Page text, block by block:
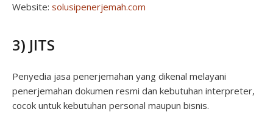
Website: solusipenerjemah.com
3) JITS
Penyedia jasa penerjemahan yang dikenal melayani
penerjemahan dokumen resmi dan kebutuhan interpreter,
cocok untuk kebutuhan personal maupun bisnis.